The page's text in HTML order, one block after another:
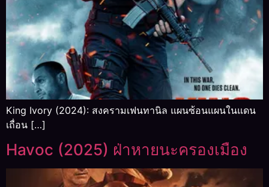
King Ivory (2024): สงครามเฟนทานิล แผนซ้อนแผนในแดน
เถื่อน […]
Havoc (2025) ฝ่าหายนะครองเมือง